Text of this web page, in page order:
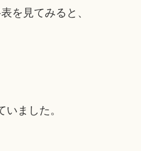
を見てみると、
ました。